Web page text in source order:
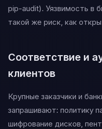
pip-audit). Уязвимость в
такой же риск, как
Соответствие и
клиентов
Крупные заказчики и
запрашивают: политику
шифрование дисков,